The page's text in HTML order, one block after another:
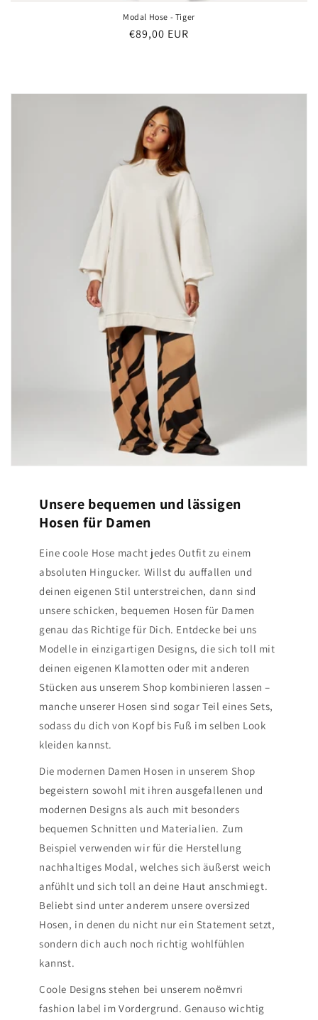
Modal Hose - Tiger
Normaler
€89,00 EUR
Unsere bequemen und lässigen
Hosen für Damen
Eine coole Hose macht jedes Outfit zu einem
absoluten Hingucker. Willst du auffallen und
deinen eigenen Stil unterstreichen, dann sind
unsere schicken, bequemen Hosen für Damen
genau das Richtige für Dich. Entdecke bei uns
Modelle in einzigartigen Designs, die sich toll mit
deinen eigenen Klamotten oder mit anderen
Stücken aus unserem Shop kombinieren lassen –
manche unserer Hosen sind sogar Teil eines Sets,
sodass du dich von Kopf bis Fuß im selben Look
kleiden kannst.
Die modernen Damen Hosen in unserem Shop
begeistern sowohl mit ihren ausgefallenen und
modernen Designs als auch mit besonders
bequemen Schnitten und Materialien. Zum
Beispiel verwenden wir für die Herstellung
nachhaltiges Modal, welches sich äußerst weich
anfühlt und sich toll an deine Haut anschmiegt.
Beliebt sind unter anderem unsere oversized
Hosen, in denen du nicht nur ein Statement setzt,
sondern dich auch noch richtig wohlfühlen
kannst.
Coole Designs stehen bei unserem noёmvri
fashion label im Vordergrund. Genauso wichtig